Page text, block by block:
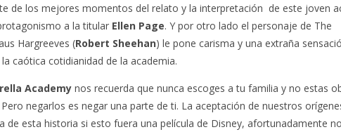
de los mejores momentos del relato y la interpretación de este joven
a la titular Ellen Page. Y por otro lado el personaje de The
Hargreeves (Robert Sheehan) le pone carisma y una extraña
caótica cotidianidad de la academia.
Academy nos recuerda que nunca escoges a tu familia y no estas
negarlos es negar una parte de ti. La aceptación de nuestros
de esta historia si esto fuera una película de Disney, afortunadamente